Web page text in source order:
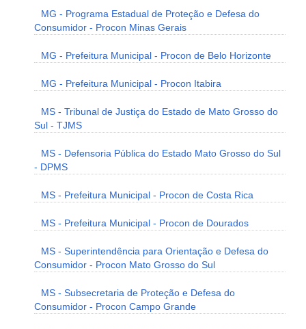
MG - Programa Estadual de Proteção e Defesa do
Consumidor - Procon Minas Gerais
MG - Prefeitura Municipal - Procon de Belo Horizonte
MG - Prefeitura Municipal - Procon Itabira
MS - Tribunal de Justiça do Estado de Mato Grosso do
Sul - TJMS
MS - Defensoria Pública do Estado Mato Grosso do Sul
- DPMS
MS - Prefeitura Municipal - Procon de Costa Rica
MS - Prefeitura Municipal - Procon de Dourados
MS - Superintendência para Orientação e Defesa do
Consumidor - Procon Mato Grosso do Sul
MS - Subsecretaria de Proteção e Defesa do
Consumidor - Procon Campo Grande